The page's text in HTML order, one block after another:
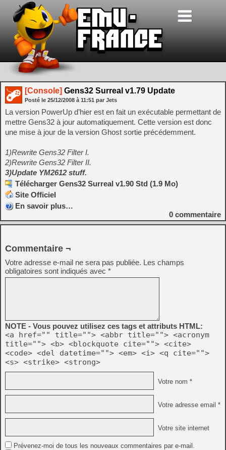
[Console] Gens32 Surreal v1.79 Update
Posté le 25/12/2008 à 11:51 par Jets
La version PowerUp d’hier est en fait un exécutable permettant de
mettre Gens32 à jour automatiquement. Cette version est donc
une mise à jour de la version Ghost sortie précédemment.
1)Rewrite Gens32 Filter I.
2)Rewrite Gens32 Filter II.
3)Update YM2612 stuff.
Télécharger Gens32 Surreal v1.90 Std (1.9 Mo)
Site Officiel
En savoir plus…
0 commentaire
Commentaire ¬
Votre adresse e-mail ne sera pas publiée. Les champs
obligatoires sont indiqués avec *
NOTE - Vous pouvez utilisez ces tags et attributs HTML:
<a href="" title=""> <abbr title=""> <acronym
title=""> <b> <blockquote cite=""> <cite>
<code> <del datetime=""> <em> <i> <q cite="">
<s> <strike> <strong>
Votre nom *
Votre adresse email *
Votre site internet
Prévenez-moi de tous les nouveaux commentaires par e-mail.